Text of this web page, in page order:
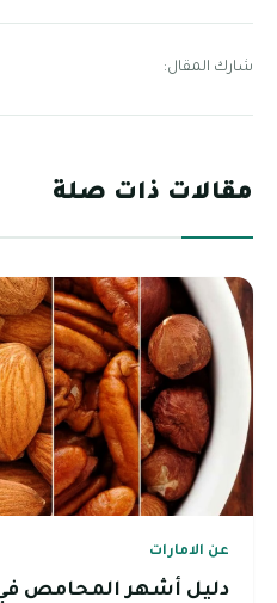
شارك المقال:
مقالات ذات صلة
عن الامارات
دليل أشهر المحامص في